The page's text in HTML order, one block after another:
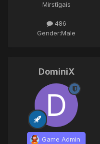
Mirstīgais
486
Gender:Male
DominiX
Game Admin